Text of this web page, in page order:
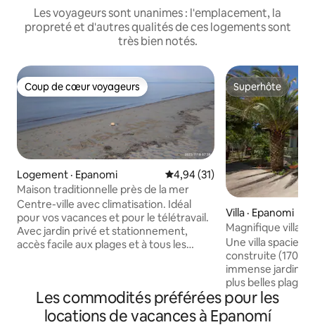
Les voyageurs sont unanimes : l'emplacement, la
propreté et d'autres qualités de ces logements sont
très bien notés.
Coup de cœur voyageurs
Coup de cœur voyageurs
Logement · Epanomi Note moyenne de 4,94 sur 5,
4,94 (31)
Maison traditionnelle près de la mer
Centre-ville avec climatisation. Idéal
pour vos vacances et pour le télétravail.
Avec jardin privé et stationnement,
accès facile aux plages et à tous les
En été, la région est une station
balnéaire et offre une vie nocturne
animée avec de merveilleuses tavernes
Superhôte
Superhôte
Villa · Epanomi
Magnifique villa
proche de la plage
Une villa
construite (170 m
immense jardin
plus belles plages
(photo de
minutes à pied de
dispose de 2 lits
Les commodités préférées pour les
locations de vacances à Epanomí